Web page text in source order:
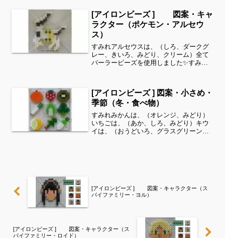
いのサイズは子どもの集中力にもちょう
ど良いようです。全部作る...
[アイロンビーズ ] 図案・キャ
ラクター（ポケモン・アルセウ
ス）
すみれアルセウスは、（しろ、ダークグ
レー、きいろ、みどり、クリーム）全て
パーラービーズを使用しました✨すみれ
ます！お時間がありましたら、他の図案
もぜひ覗いてみてください...
[アイロンビーズ ] 図案・小さめ・
季節（冬・食べ物）
すみれみかんは、（オレンジ、みどり）
いちごは、（あか、しろ、みどり）キウ
イは、（おうどいろ、グラスグリーン、
[アイロンビーズ ] 図案・キャラクター（ス
パイファミリー・ヨル）
[アイロンビーズ ] 図案・キャラクター（ス
パイファミリー・ロイド）